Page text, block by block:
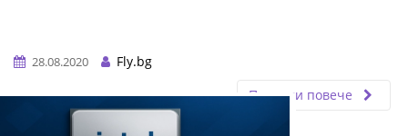
28.08.2020
Fly.bg
Прочети повече